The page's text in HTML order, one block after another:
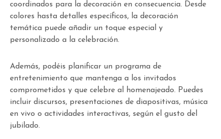
coordinados para la decoración en consecuencia. Desde
colores hasta detalles específicos, la decoración
temática puede añadir un toque especial y
personalizado a la celebración.
Además, podéis planificar un programa de
entretenimiento que mantenga a los invitados
comprometidos y que celebre al homenajeado. Puedes
incluir discursos, presentaciones de diapositivas, música
en vivo o actividades interactivas, según el gusto del
jubilado.